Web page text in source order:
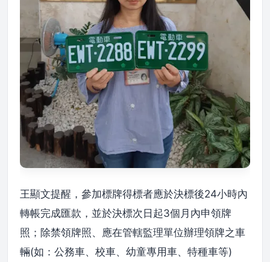
王顯文提醒，參加標牌得標者應於決標後24小時內
轉帳完成匯款，並於決標次日起3個月內申領牌
照；除禁領牌照、應在管轄監理單位辦理領牌之車
輛(如：公務車、校車、幼童專用車、特種車等)